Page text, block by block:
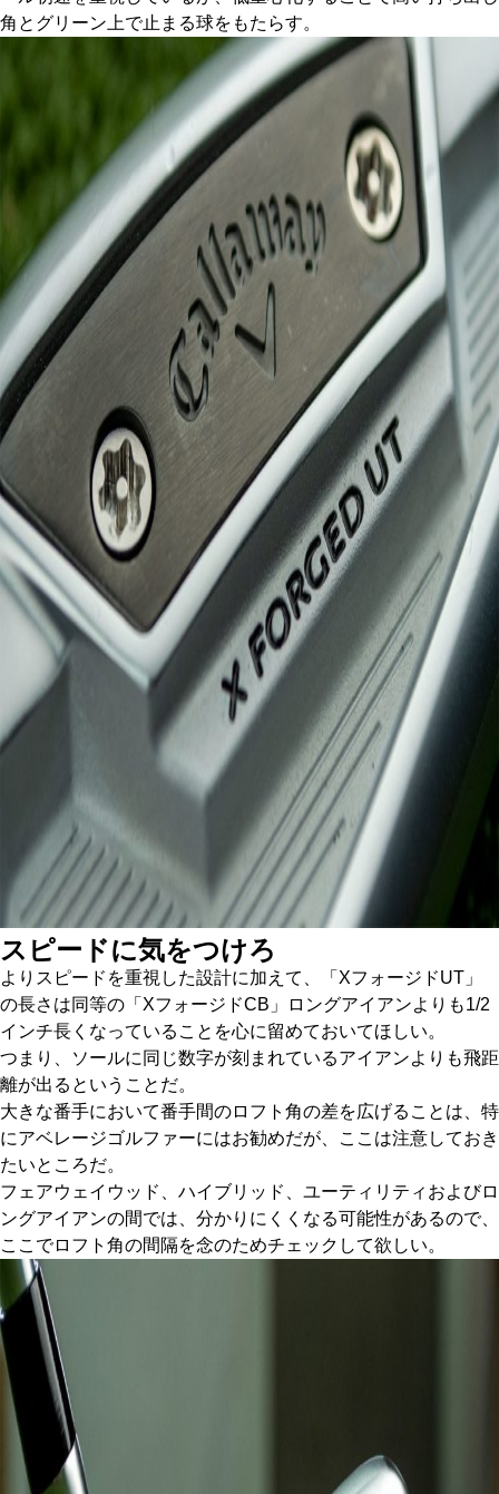
角とグリーン上で止まる球をもたらす。
スピードに気をつけろ
よりスピードを重視した設計に加えて、「XフォージドUT」
の長さは同等の「XフォージドCB」ロングアイアンよりも1/2
インチ長くなっていることを心に留めておいてほしい。
つまり、ソールに同じ数字が刻まれているアイアンよりも飛距
離が出るということだ。
大きな番手において番手間のロフト角の差を広げることは、特
にアベレージゴルファーにはお勧めだが、ここは注意しておき
たいところだ。
フェアウェイウッド、ハイブリッド、ユーティリティおよびロ
ングアイアンの間では、分かりにくくなる可能性があるので、
ここでロフト角の間隔を念のためチェックして欲しい。